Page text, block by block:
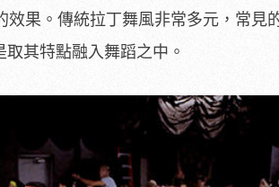
果。傳統拉丁舞風非常多元，常見
其特點融入舞蹈之中。